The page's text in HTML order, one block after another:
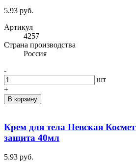
5.93 руб.
Артикул
4257
Cтрана производства
Россия
-
шт
+
В корзину
Крем для тела Невская
защита 40мл
5.93 руб.